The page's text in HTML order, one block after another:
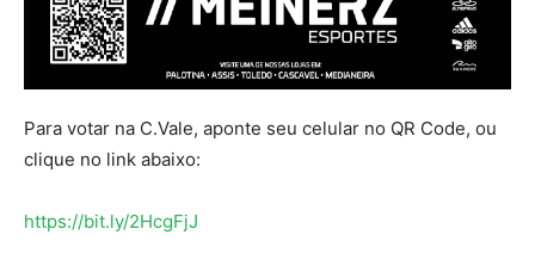
Para votar na C.Vale, aponte seu celular no QR Code, ou
clique no link abaixo:
https://bit.ly/2HcgFjJ